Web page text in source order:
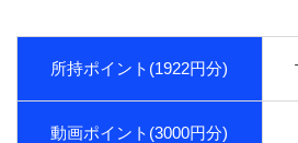
所持ポイント(1922円分)
動画ポイント(3000円分)